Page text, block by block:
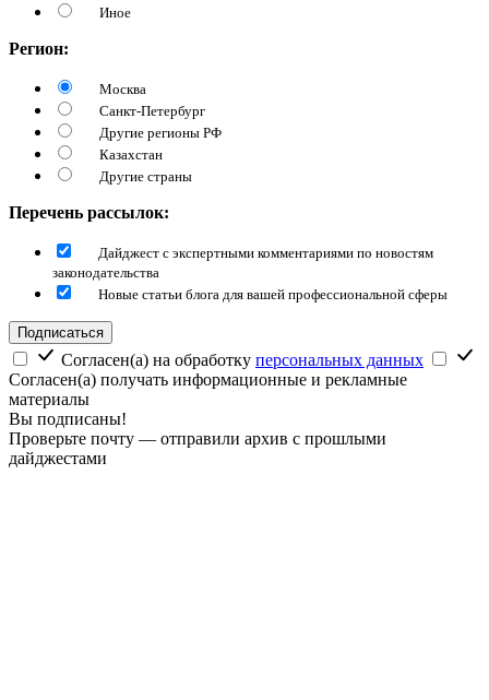
Иное
Регион:
Москва
Санкт-Петербург
Другие регионы РФ
Казахстан
Другие страны
Перечень рассылок:
Дайджест с экспертными комментариями по новостям
законодательства
Новые статьи блога для вашей профессиональной сферы
Подписаться
Согласен(а) на обработку персональных данных
Согласен(а) получать информационные и рекламные
материалы
Вы подписаны!
Проверьте почту — отправили архив с прошлыми
дайджестами